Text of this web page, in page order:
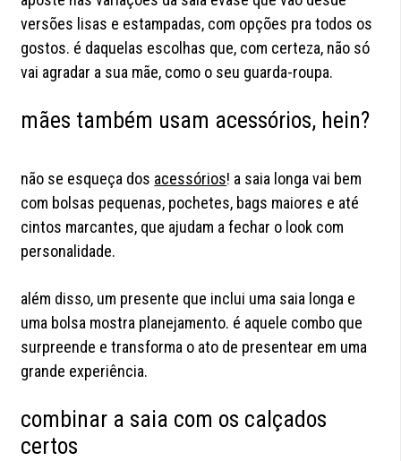
versões lisas e estampadas, com opções pra todos os
gostos. é daquelas escolhas que, com certeza, não só
vai agradar a sua mãe, como o seu guarda-roupa.
mães também usam acessórios, hein?
não se esqueça dos acessórios! a saia longa vai bem
com bolsas pequenas, pochetes, bags maiores e até
cintos marcantes, que ajudam a fechar o look com
personalidade.
além disso, um presente que inclui uma saia longa e
uma bolsa mostra planejamento. é aquele combo que
surpreende e transforma o ato de presentear em uma
grande experiência.
combinar a saia com os calçados
certos